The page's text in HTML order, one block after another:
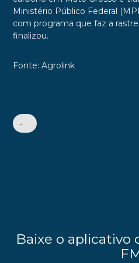
Ministério Público Federal
com programa que faz a
finalizou.
Fonte: Agrolink
•
Baixe o aplicativo